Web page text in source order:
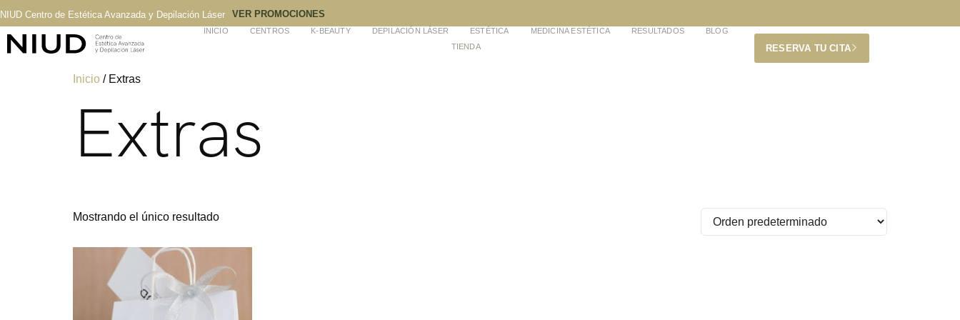
NIUD Centro de Estética Avanzada y Depilación Láser VER PROMOCIONES
INICIO CENTROS K-BEAUTY DEPILACIÓN LÁSER ESTÉTICA MEDICINA ESTÉTICA RESULTADOS
BLOG
TIENDA
RESERVA TU CITA
Inicio / Extras
Extras
Mostrando el único resultado